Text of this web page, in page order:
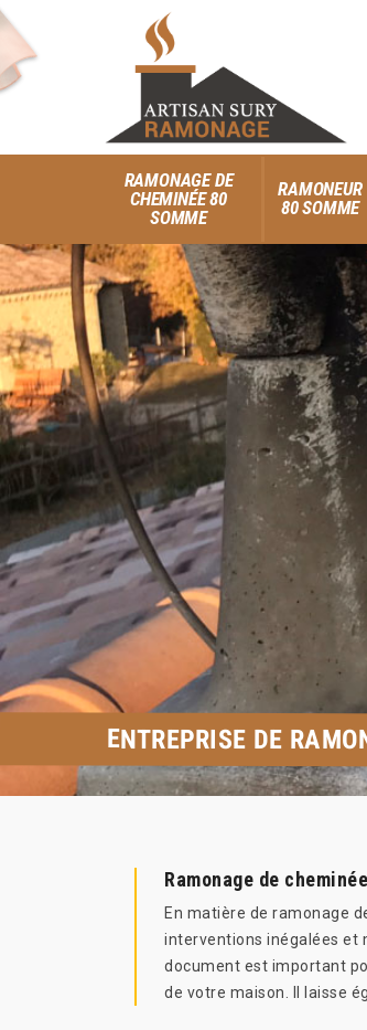
RAMONAGE DE
CHEMINÉE 80
SOMME
RAMONEUR
80 SOMME
ENTREPRISE DE
Ramonage de
En matière de ramonage
interventions inégalées et
document est important
de votre maison. Il laisse